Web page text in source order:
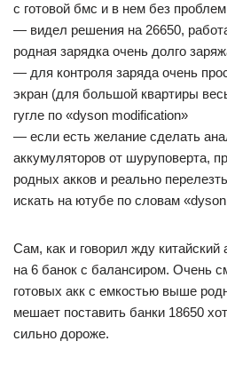
с готовой бмс и в нем без
— видел решения на 26650,
родная зарядка очень долго
— для контроля заряда очень
экран (для большой квартиры
гугле по «dyson modification»
— если есть желание сделать
аккумуляторов от шуруповерта,
родных акков и реально
искать на ютубе по словам
Сам, как и говорил жду китайский
на 6 банок с балансиром. Очень
готовых акк с емкостью выше
мешает поставить банки 18650
сильно дороже.